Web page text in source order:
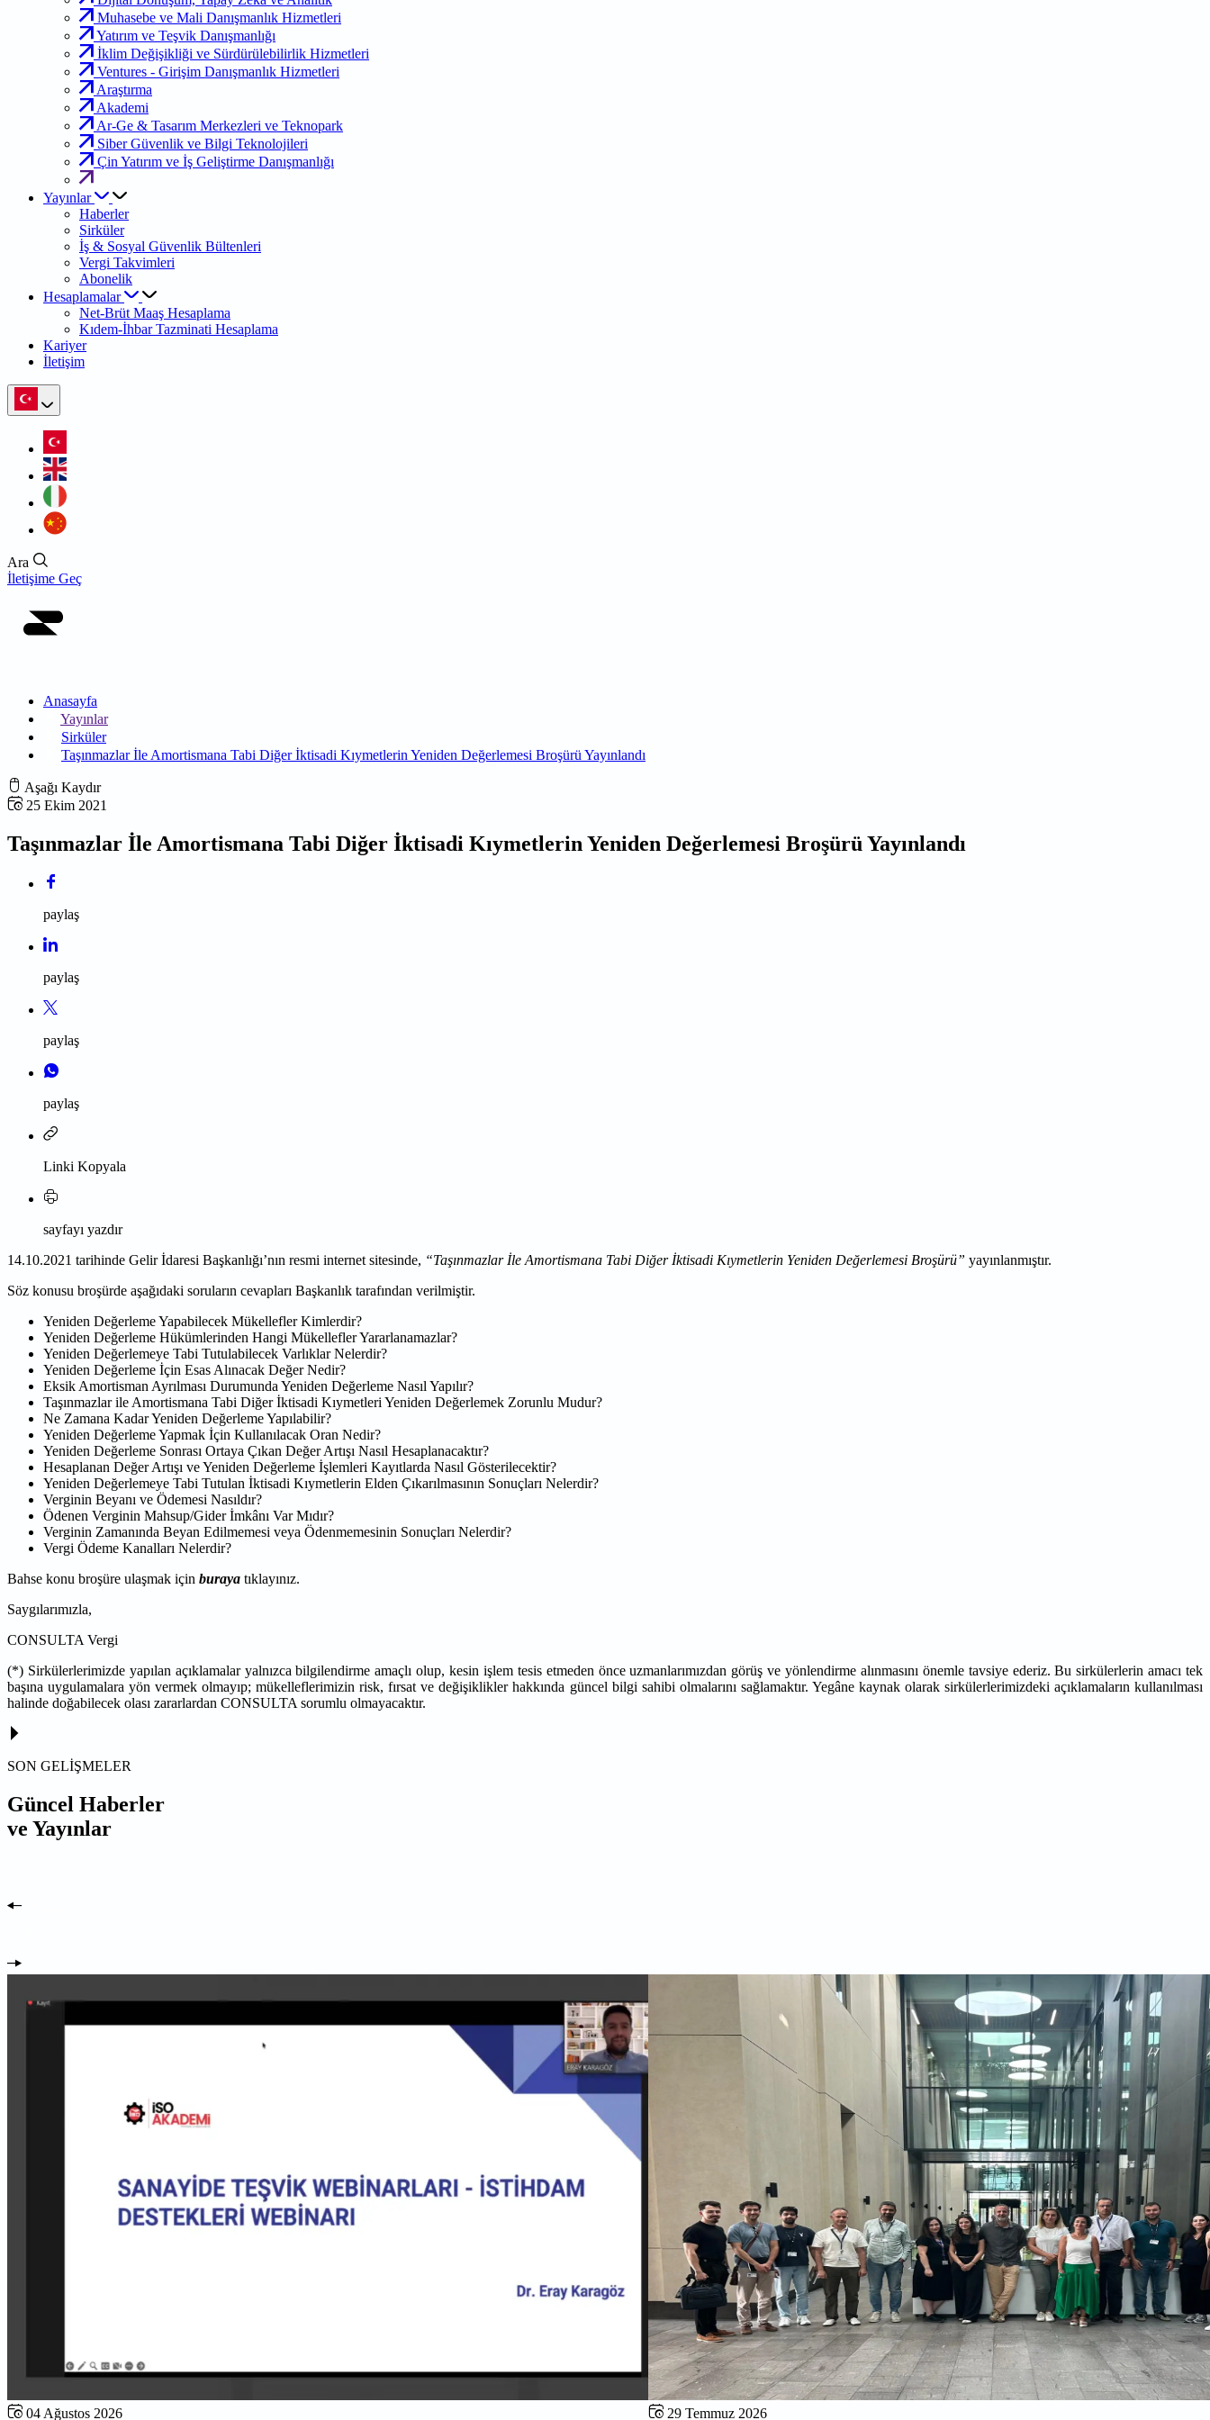
Muhasebe ve Mali Danışmanlık Hizmetleri
Yatırım ve Teşvik Danışmanlığı
İklim Değişikliği ve Sürdürülebilirlik Hizmetleri
Ventures - Girişim Danışmanlık Hizmetleri
Araştırma
Akademi
Ar-Ge & Tasarım Merkezleri ve Teknopark
Siber Güvenlik ve Bilgi Teknolojileri
Çin Yatırım ve İş Geliştirme Danışmanlığı
Yayınlar
Haberler
Sirküler
İş & Sosyal Güvenlik Bültenleri
Vergi Takvimleri
Abonelik
Hesaplamalar
Net-Brüt Maaş Hesaplama
Kıdem-İhbar Tazminati Hesaplama
Kariyer
İletişim
Ara
İletişime Geç
Anasayfa
Yayınlar
Sirküler
Taşınmazlar İle Amortismana Tabi Diğer İktisadi Kıymetlerin Yeniden Değerlemesi Broşürü Yayınlandı
Aşağı Kaydır
25 Ekim 2021
Taşınmazlar İle Amortismana Tabi Diğer İktisadi Kıymetlerin Yeniden Değerlemesi Broşürü Yayınlandı
paylaş
paylaş
paylaş
paylaş
Linki Kopyala
sayfayı yazdır
14.10.2021 tarihinde Gelir İdaresi Başkanlığı’nın resmi internet sitesinde, “Taşınmazlar İle Amortismana Tabi Diğer İktisadi Kıymetlerin Yeniden Değerlemesi Broşürü” yayınlanmıştır.
Söz konusu broşürde aşağıdaki soruların cevapları Başkanlık tarafından verilmiştir.
Yeniden Değerleme Yapabilecek Mükellefler Kimlerdir?
Yeniden Değerleme Hükümlerinden Hangi Mükellefler Yararlanamazlar?
Yeniden Değerlemeye Tabi Tutulabilecek Varlıklar Nelerdir?
Yeniden Değerleme İçin Esas Alınacak Değer Nedir?
Eksik Amortisman Ayrılması Durumunda Yeniden Değerleme Nasıl Yapılır?
Taşınmazlar ile Amortismana Tabi Diğer İktisadi Kıymetleri Yeniden Değerlemek Zorunlu Mudur?
Ne Zamana Kadar Yeniden Değerleme Yapılabilir?
Yeniden Değerleme Yapmak İçin Kullanılacak Oran Nedir?
Yeniden Değerleme Sonrası Ortaya Çıkan Değer Artışı Nasıl Hesaplanacaktır?
Hesaplanan Değer Artışı ve Yeniden Değerleme İşlemleri Kayıtlarda Nasıl Gösterilecektir?
Yeniden Değerlemeye Tabi Tutulan İktisadi Kıymetlerin Elden Çıkarılmasının Sonuçları Nelerdir?
Verginin Beyanı ve Ödemesi Nasıldır?
Ödenen Verginin Mahsup/Gider İmkânı Var Mıdır?
Verginin Zamanında Beyan Edilmemesi veya Ödenmemesinin Sonuçları Nelerdir?
Vergi Ödeme Kanalları Nelerdir?
Bahse konu broşüre ulaşmak için buraya tıklayınız.
Saygılarımızla,
CONSULTA Vergi
(*) Sirkülerlerimizde yapılan açıklamalar yalnızca bilgilendirme amaçlı olup, kesin işlem tesis etmeden önce uzmanlarımızdan görüş ve yönlendirme alınmasını önemle tavsiye ederiz. Bu sirkülerlerin amacı tek
başına uygulamalara yön vermek olmayıp; mükelleflerimizin risk, fırsat ve değişiklikler hakkında güncel bilgi sahibi olmalarını sağlamaktır. Yegâne kaynak olarak sirkülerlerimizdeki açıklamaların kullanılması
halinde doğabilecek olası zararlardan CONSULTA sorumlu olmayacaktır.
SON GELİŞMELER
Güncel Haberler
ve Yayınlar
04 Ağustos 2026 29 Temmuz 2026